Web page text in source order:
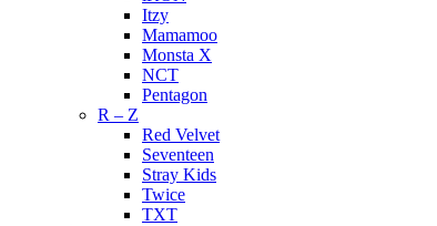
Itzy
Mamamoo
Monsta X
NCT
Pentagon
R – Z
Red Velvet
Seventeen
Stray Kids
Twice
TXT